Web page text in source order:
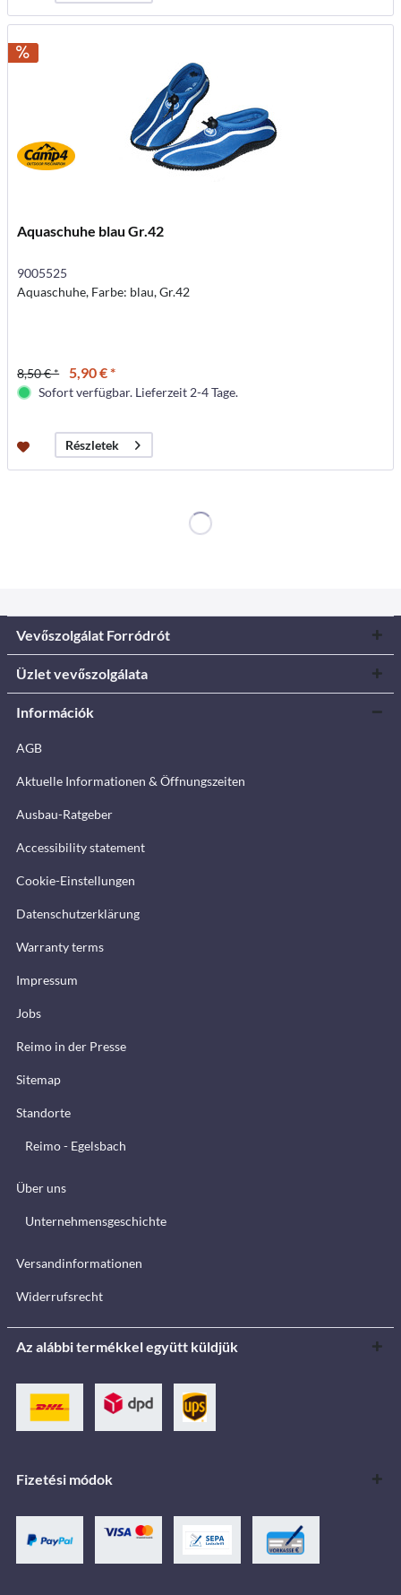
Aquaschuhe blau Gr.42
9005525
Aquaschuhe, Farbe: blau, Gr.42
8,50 € * 5,90 € *
Sofort verfügbar. Lieferzeit 2-4 Tage.
Részletek
Vevőszolgálat Forródrót
Üzlet vevőszolgálata
Információk
AGB
Aktuelle Informationen & Öffnungszeiten
Ausbau-Ratgeber
Accessibility statement
Cookie-Einstellungen
Datenschutzerklärung
Warranty terms
Impressum
Jobs
Reimo in der Presse
Sitemap
Standorte
Reimo - Egelsbach
Über uns
Unternehmensgeschichte
Versandinformationen
Widerrufsrecht
Az alábbi termékkel együtt küldjük
Fizetési módok